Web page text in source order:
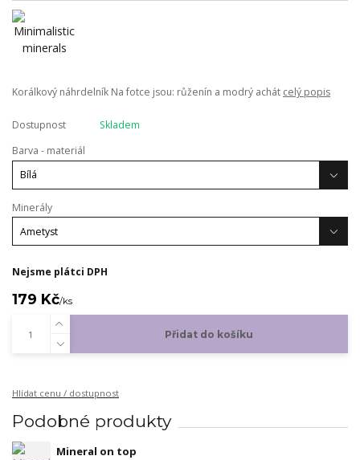
Korálkový náhrdelník Na fotce jsou: růženín a modrý achát celý popis
Dostupnost
Skladem
Barva - materiál
Minerály
Nejsme plátci DPH
179 Kč/ks
Přidat do košíku
Hlídat cenu / dostupnost
Podobné produkty
Mineral on top